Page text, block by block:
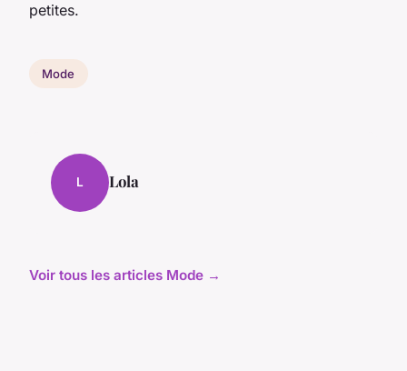
petites.
Mode
L Lola
Voir tous les articles Mode →